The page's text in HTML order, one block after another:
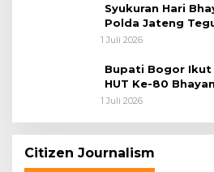
Syukuran Hari
Polda Jateng
Pengabdian dan
1 Juli 2026
Bupati Bogor
HUT Ke-80
dan Pemkab
1 Juli 2026
Citizen Journalism